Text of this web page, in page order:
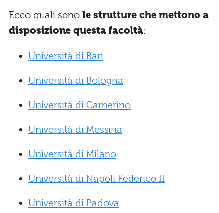
Ecco quali sono le strutture che mettono a
disposizione questa facoltà:
Università di Bari
Università di Bologna
Università di Camerino
Università di Messina
Università di Milano
Università di Napoli Federico II
Università di Padova